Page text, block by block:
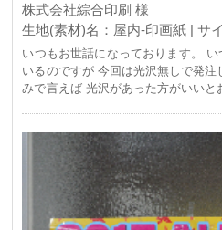
株式会社綜合印刷 様
生地(素材)名：屋内-印画紙 | サ
いつもお世話になっております。
いるのですが 今回は光沢無しで発
みで言えば 光沢があった方がいい